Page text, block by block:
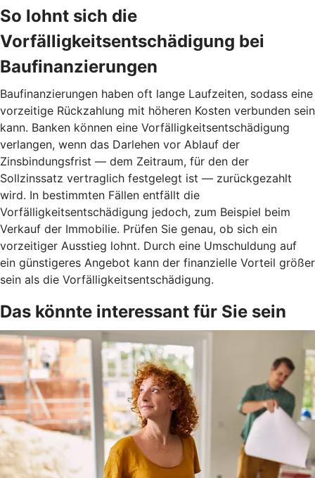
So lohnt sich die
Vorfälligkeitsentschädigung bei
Baufinanzierungen
Baufinanzierungen haben oft lange Laufzeiten, sodass eine
vorzeitige Rückzahlung mit höheren Kosten verbunden sein
kann. Banken können eine Vorfälligkeitsentschädigung
verlangen, wenn das Darlehen vor Ablauf der
Zinsbindungsfrist — dem Zeitraum, für den der
Sollzinssatz vertraglich festgelegt ist — zurückgezahlt
wird. In bestimmten Fällen entfällt die
Vorfälligkeitsentschädigung jedoch, zum Beispiel beim
Verkauf der Immobilie. Prüfen Sie genau, ob sich ein
vorzeitiger Ausstieg lohnt. Durch eine Umschuldung auf
ein günstigeres Angebot kann der finanzielle Vorteil größer
sein als die Vorfälligkeitsentschädigung.
Das könnte interessant für Sie sein